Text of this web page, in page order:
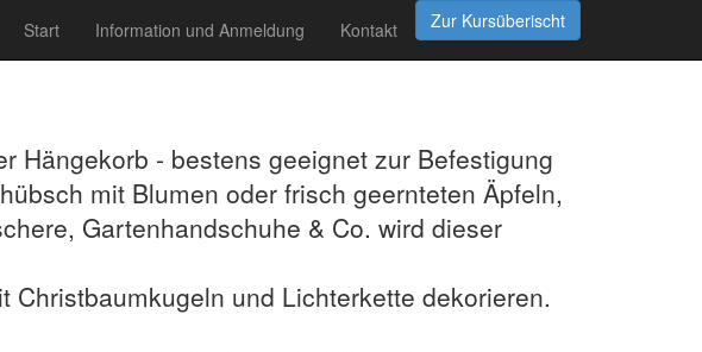
Start Information und Anmeldung Kontakt
Hängekorb - bestens geeignet zur Befestigung
mit Blumen oder frisch geernteten Äpfeln,
Gartenhandschuhe & Co. wird dieser
und Lichterkette dekorieren.